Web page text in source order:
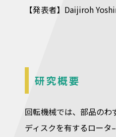
【発表者】Daijiroh
研究概要
回転機械では、部品の
ディスクを有するロー